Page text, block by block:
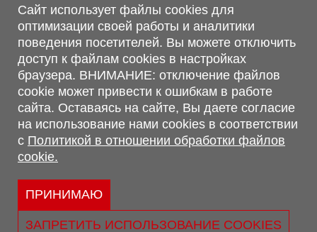
Магазин, склад
г. Минск, Минский р-н, п. Привольный, ул. Мира, 20А,
223062
г. Брест, ул. Лейтенанта Рябцева, 108 В, 224701
Обращаем Ваше внимание, что вся предоставленная на сайте
информация, касающаяся комплектаций, технических
характеристик, цветовых сочетаний, а также стоимости и
сервисного обслуживания носит информационный характер и
не является публичной офертой, определяемой п.2 ст.407
Гражданского кодекса Республики Беларусь.
Политика обработки персональных данных
Политикой в отношении обработки файлов cookie.
Сайт использует файлы cookies для
оптимизации своей работы и аналитики
поведения посетителей. Вы можете отключить
доступ к файлам cookies в настройках
браузера. ВНИМАНИЕ: отключение файлов
cookie может привести к ошибкам в работе
сайта. Оставаясь на сайте, Вы даете согласие
на использование нами cookies в соответствии
с Политикой в отношении обработки файлов
cookie.
ПРИНИМАЮ
ЗАПРЕТИТЬ ИСПОЛЬЗОВАНИЕ COOKIES